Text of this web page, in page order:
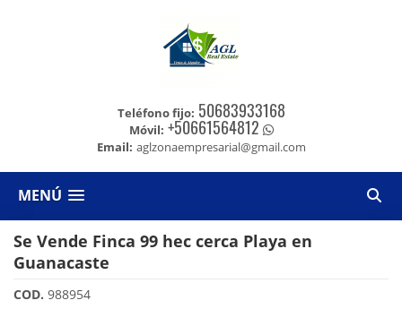
Teléfono fijo: 50683933168
Móvil: +50661564812
Email: aglzonaempresarial@gmail.com
MENÚ
Se Vende Finca 99 hec cerca Playa en
Guanacaste
COD. 988954